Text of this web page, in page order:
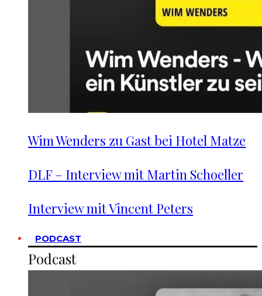
Wim Wenders zu Gast bei Hotel Matze
DLF – Interview mit Martin Schoeller
Interview mit Vincent Peters
PODCAST
Podcast